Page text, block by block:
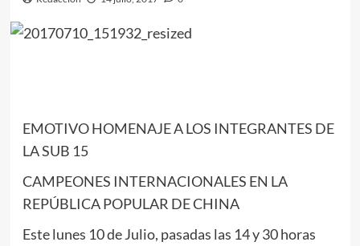
EMOTIVO HOMENAJE A LOS INTEGRANTES DE
LA SUB 15
CAMPEONES INTERNACIONALES EN LA
REPÚBLICA POPULAR DE CHINA
Este lunes 10 de Julio, pasadas las 14 y 30 horas